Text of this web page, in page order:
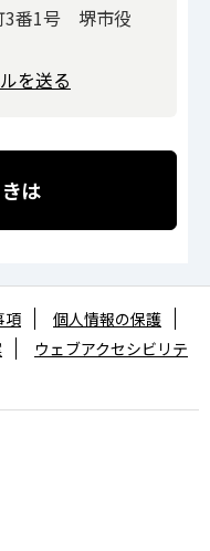
3番1号 堺市役
を送る
は
項
個人情報の保護
ウェブアクセシビリテ